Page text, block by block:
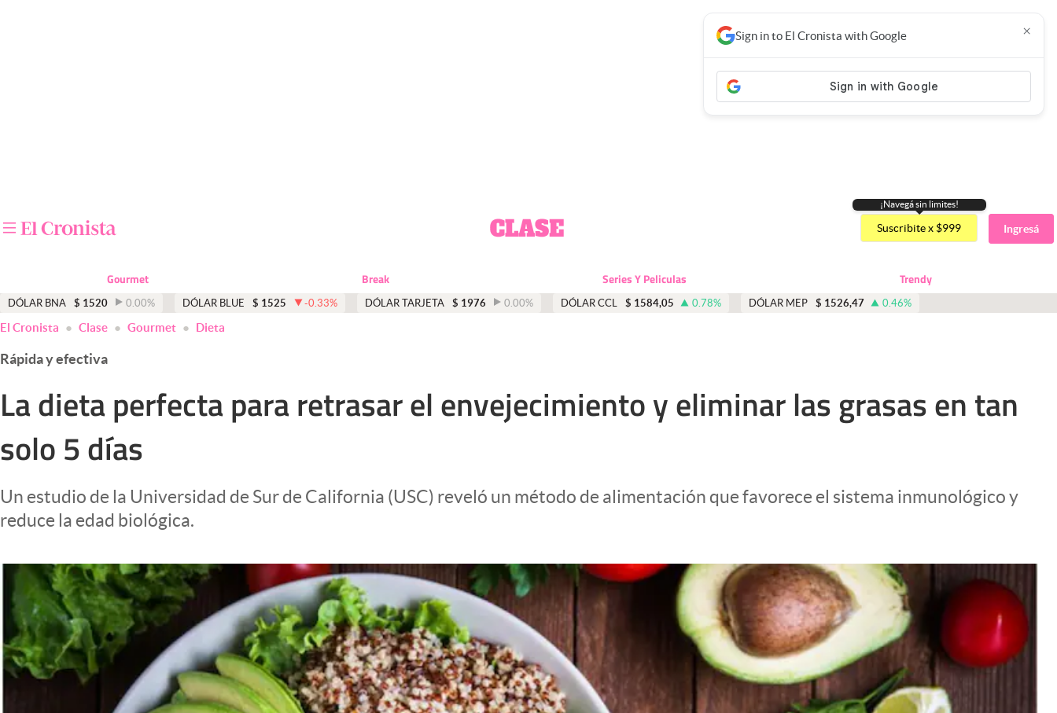
Otras secciones
Apertura
Infotechnology
Clase
Clima
Mundial 2026
abre en nueva pestaña
¡Navegá sin limites!
Suscribite x $999 Ingresá
Gourmet Break Series Y Peliculas Trendy
DÓLAR BNA $ 1520 0.00% DÓLAR BLUE $ 1525 -0.33% DÓLAR TARJETA $ 1976 0.00% DÓLAR CCL $ 1584,05 0.78% DÓLAR MEP $ 1526,47 0.46%
Sign in to El Cronista with Google ×
El Cronista Clase Gourmet Dieta
Rápida y efectiva
La dieta perfecta para retrasar el envejecimiento y eliminar las grasas en tan
solo 5 días
Un estudio de la Universidad de Sur de California (USC) reveló un método de alimentación que favorece el sistema inmunológico y
reduce la edad biológica.